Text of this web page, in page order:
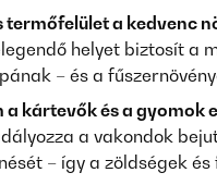
termőfelület a kedvenc
helyet biztosít a
– és a
a kártevők és a gyomok
a vakondok
– így a zöldségek